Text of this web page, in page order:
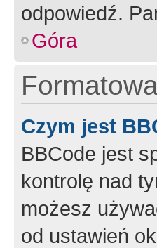
odpowiedź.
Góra
Czym jest
BBCode jest
kontrolę nad
możesz
od ustawień